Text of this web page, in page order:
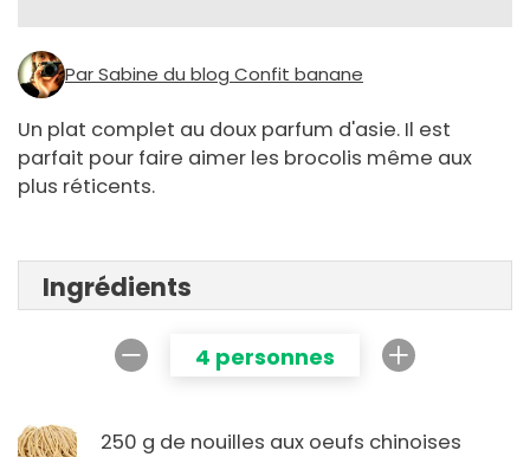
Par Sabine du blog Confit banane
Un plat complet au doux parfum d'asie. Il est
parfait pour faire aimer les brocolis même aux
plus réticents.
Ingrédients
4 personnes
250 g de nouilles aux oeufs chinoises